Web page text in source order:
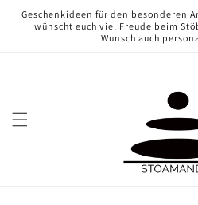
zum
Inhalt
Geschenkideen für den besonderen
wünscht euch viel Freude beim
Wunsch auch